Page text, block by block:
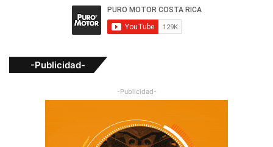
-Publicidad-
-Publicidad-